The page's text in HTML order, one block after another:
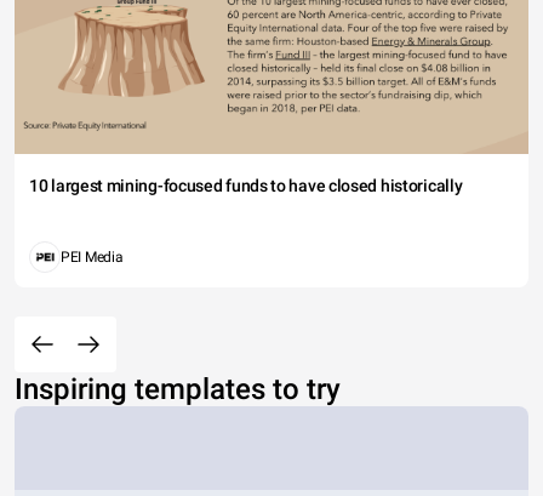
10 largest mining-focused funds to have closed historically
PEI Media
Inspiring templates to try